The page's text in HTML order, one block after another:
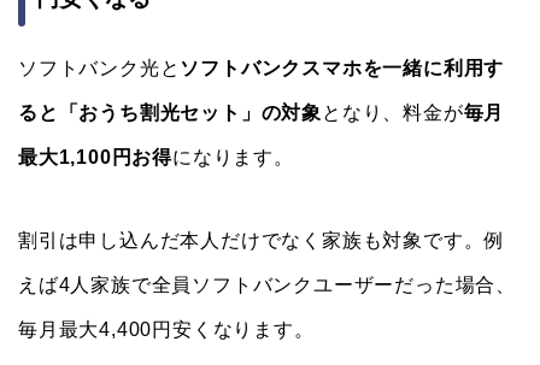
ソフトバンク光と ソフトバンクスマホを一緒に利用す
ると「おうち割光セット」の対象 となり、料金が毎月
最大1,100円お得になります。
割引は申し込んだ本人だけでなく家族も対象です。例
えば4人家族で全員ソフトバンクユーザーだった場合、
毎月最大4,400円安くなります。